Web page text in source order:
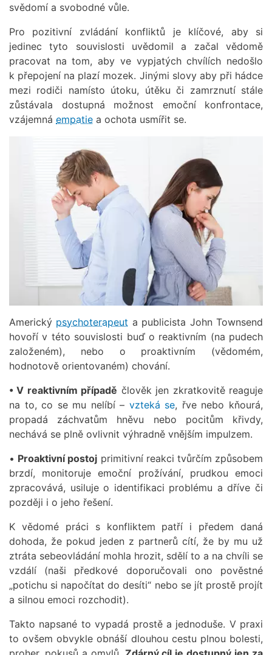
svědomí a svobodné vůle.
Pro pozitivní zvládání konfliktů je klíčové, aby si
jedinec tyto souvislosti uvědomil a začal vědomě
pracovat na tom, aby ve vypjatých chvílích nedošlo
k přepojení na plazí mozek. Jinými slovy aby při hádce
mezi rodiči namísto útoku, útěku či zamrznutí stále
zůstávala dostupná možnost emoční konfrontace,
vzájemná empatie a ochota usmířit se.
Americký psychoterapeut a publicista John Townsend
hovoří v této souvislosti buď o reaktivním (na pudech
založeném), nebo o proaktivním (vědomém,
hodnotově orientovaném) chování.
• V reaktivním případě člověk jen zkratkovitě reaguje
na to, co se mu nelíbí – vzteká se, řve nebo kňourá,
propadá záchvatům hněvu nebo pocitům křivdy,
nechává se plně ovlivnit výhradně vnějším impulzem.
• Proaktivní postoj primitivní reakci tvůrčím způsobem
brzdí, monitoruje emoční prožívání, prudkou emoci
zpracovává, usiluje o identifikaci problému a dříve či
později i o jeho řešení.
K vědomé práci s konfliktem patří i předem daná
dohoda, že pokud jeden z partnerů cítí, že by mu už
ztráta sebeovládání mohla hrozit, sdělí to a na chvíli se
vzdálí (naši předkové doporučovali ono pověstné
„potichu si napočítat do desíti“ nebo se jít prostě projít
a silnou emoci rozchodit).
Takto napsané to vypadá prostě a jednoduše. V praxi
to ovšem obvykle obnáší dlouhou cestu plnou bolesti,